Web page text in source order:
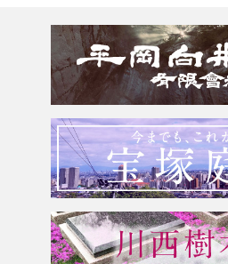
奈良県
和歌山県
墓じまい・改葬
追加文字彫刻
会社案内
よくあるご質問
お問合せ